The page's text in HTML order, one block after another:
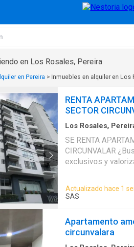
en Los Rosales, Pereira
en Pereira > Inmuebles en alquiler en Los
RENTA
SECTOR
Los Rosales,
integral·Ascensor·
privada·Piscina ·
SE RENTA
CIRCUNVALAR ¿Buscas vivir en uno de los sectores más
exclusivos y
habitaciones con
baños completos
disfrutar el aire libre. 🔥 Calentador de agua y
porcelanato que dan un
Actualizado hace 1
SAS
Apartamento
circunvalara